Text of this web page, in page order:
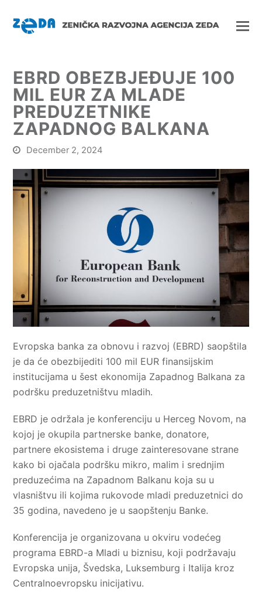
EBRD OBEZBJEĐUJE 100
MIL EUR ZA MLADE
PREDUZETNIKE
ZAPADNOG BALKANA
December 2, 2024
Evropska banka za obnovu i razvoj (EBRD) saopštila
je da će obezbijediti 100 mil EUR finansijskim
institucijama u šest ekonomija Zapadnog Balkana za
podršku preduzetništvu mladih.
EBRD je održala je konferenciju u Herceg Novom, na
kojoj je okupila partnerske banke, donatore,
partnere ekosistema i druge zainteresovane strane
kako bi ojačala podršku mikro, malim i srednjim
preduzećima na Zapadnom Balkanu koja su u
vlasništvu ili kojima rukovode mladi preduzetnici do
35 godina, navedeno je u saopštenju Banke.
Konferencija je organizovana u okviru vodećeg
programa EBRD-a Mladi u biznisu, koji podržavaju
Evropska unija, Švedska, Luksemburg i Italija kroz
Centralnoevropsku inicijativu.